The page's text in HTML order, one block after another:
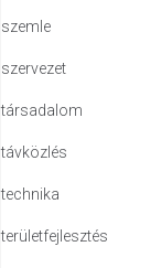
szemle
szervezet
társadalom
távközlés
technika
területfejlesztés